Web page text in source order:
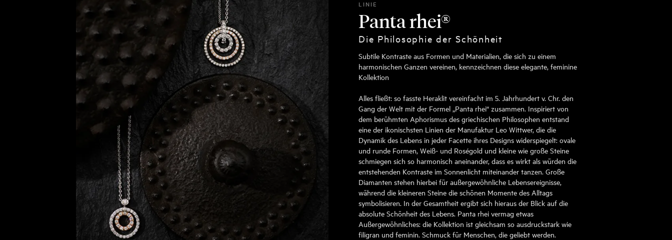
LINIE
Panta rhei®
Die Philosophie der Schönheit
Subtile Kontraste aus Formen und Materialien, die sich zu einem
harmonischen Ganzen vereinen, kennzeichnen diese elegante, feminine
Kollektion
Alles fließt: so fasste Heraklit vereinfacht im 5. Jahrhundert v. Chr. den
Gang der Welt mit der Formel „Panta rhei“ zusammen. Inspiriert von
dem berühmten Aphorismus des griechischen Philosophen entstand
eine der ikonischsten Linien der Manufaktur Leo Wittwer, die die
Dynamik des Lebens in jeder Facette ihres Designs widerspiegelt: ovale
und runde Formen, Weiß- und Roségold und kleine wie große Steine
schmiegen sich so harmonisch aneinander, dass es wirkt als würden die
entstehenden Kontraste im Sonnenlicht miteinander tanzen. Große
Diamanten stehen hierbei für außergewöhnliche Lebensereignisse,
während die kleineren Steine die schönen Momente des Alltags
symbolisieren. In der Gesamtheit ergibt sich hieraus der Blick auf die
absolute Schönheit des Lebens. Panta rhei vermag etwas
Außergewöhnliches: die Kollektion ist gleichsam so ausdruckstark wie
filigran und feminin. Schmuck für Menschen, die geliebt werden.